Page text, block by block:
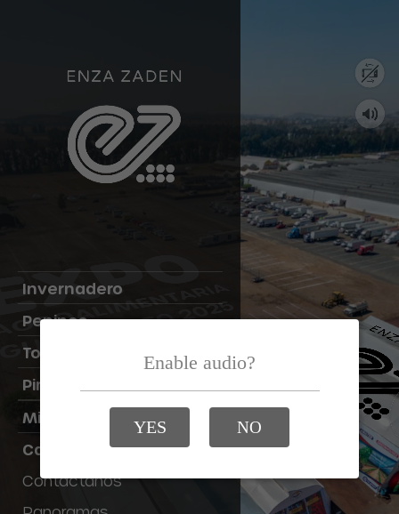
Invernadero
Pepinos
Tomates
Pimientos
Mini Cónicos
Campo Abierto
Contáctanos
Enable audio?
YES NO